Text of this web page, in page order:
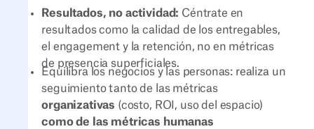
Resultados, no actividad: Céntrate en
resultados como la calidad de los entregables,
el engagement y la retención, no en métricas
de presencia superficiales.
Equilibra los negocios y las personas: realiza un
seguimiento tanto de las métricas
organizativas (costo, ROI, uso del espacio)
como de las métricas humanas